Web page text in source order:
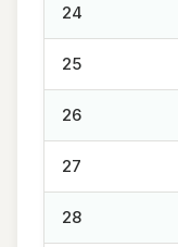
24
25
26
27
28